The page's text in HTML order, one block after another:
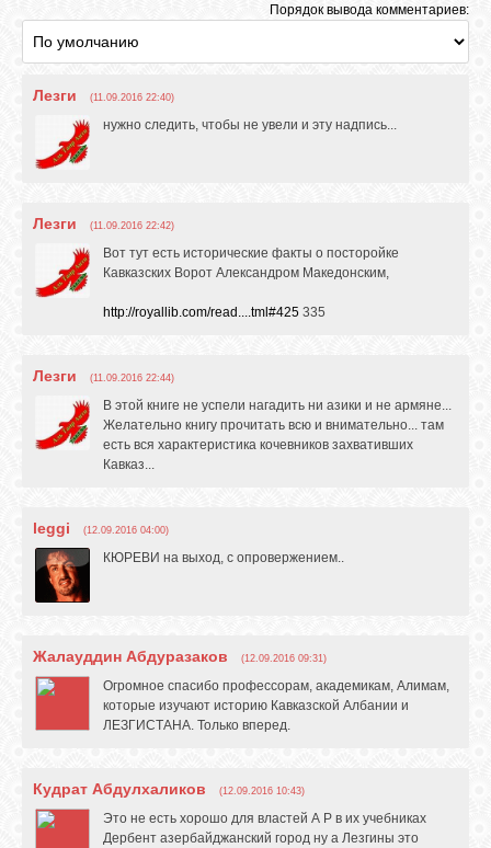
Порядок вывода комментариев:
Лезги (11.09.2016 22:40)
нужно следить, чтобы не увели и эту надпись...
Лезги (11.09.2016 22:42)
Вот тут есть исторические факты о посторойке
Кавказских Ворот Александром Македонским,
http://royallib.com/read....tml#425 335
Лезги (11.09.2016 22:44)
В этой книге не успели нагадить ни азики и не армяне...
Желательно книгу прочитать всю и внимательно... там
есть вся характеристика кочевников захвативших
Кавказ...
leggi (12.09.2016 04:00)
КЮРЕВИ на выход, с опровержением..
Жалауддин Абдуразаков (12.09.2016 09:31)
Огромное спасибо профессорам, академикам, Алимам,
которые изучают историю Кавказской Албании и
ЛЕЗГИСТАНА. Только вперед.
Кудрат Абдулхаликов (12.09.2016 10:43)
Это не есть хорошо для властей А Р в их учебниках
Дербент азербайджанский город ну а Лезгины это